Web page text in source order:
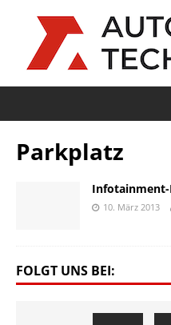
Parkplatz
Infotainment-
10. März 2013
FOLGT UNS BEI: